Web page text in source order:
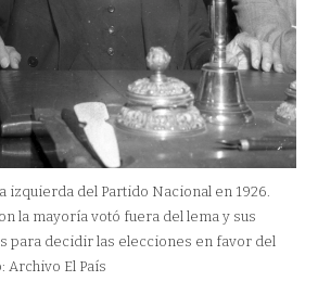
izquierda del Partido Nacional en 1926.
la mayoría votó fuera del lema y sus
para decidir las elecciones en favor del
Archivo El País